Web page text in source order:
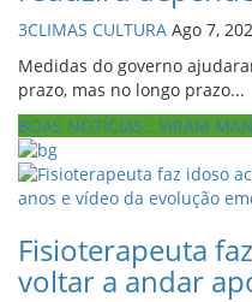
3CLIMAS CULTURA Ago 7,
Medidas do governo
prazo, mas no longo prazo...
BOAS NOTÍCIAS...VIRAM
Fisioterapeuta
voltar a andar